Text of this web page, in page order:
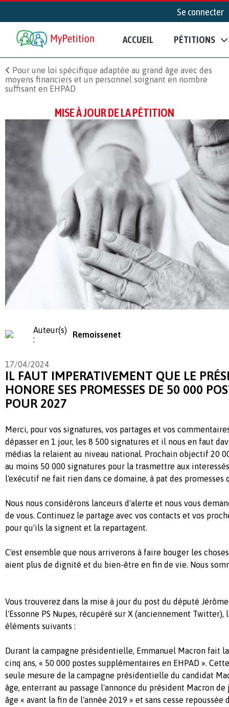
Se connecter
ACCUEIL PÉTITIONS
Pour une loi spécifique adaptée au grand âge avec des
moyens financiers et un personnel soignant en nombre
suffisant en EHPAD
MISE À JOUR DE LA PÉTITION
Auteur(s)
:
Remoissenet
17/04/2024
IL FAUT IMPERATIVEMENT QUE LE
HONORE SES PROMESSES DE 50 000
POUR 2027
Merci, pour vos signatures, vos partages et vos
dépasser en 1 jour, les 8 500 signatures et il nous en faut
médias la relaient au niveau national. Prochain objectif 20
au moins 50 000 signatures pour la trasmettre aux
l'exécutif ne fait rien dans ce domaine, à pat des promesses
Nous nous considérons lanceurs d'alerte et nous vous
de vous. Continuez le partage avec vos contacts et vos
pour qu'ils la signent et la repartagent.
C'est ensemble que nous arriverons à faire bouger les
aient plus de dignité et du bien-être en fin de vie. Nous
Vous trouverez dans la mise à jour du post du député
l'Essonne PS Nupes, récupéré sur X (anciennement Twitter),
éléments suivants :
Durant la campagne présidentielle, Emmanuel Macron fait
cinq ans, « 50 000 postes supplémentaires en EHPAD ».
seule mesure de la campagne présidentielle du candidat
âge, enterrant au passage l'annonce du président Macron
âge « avant la fin de l'année 2019 » et sans cesse